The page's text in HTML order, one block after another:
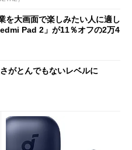
を大画面で楽しみたい人に適し
Pad 2」が11％オフの2万4
がとんでもないレベルに